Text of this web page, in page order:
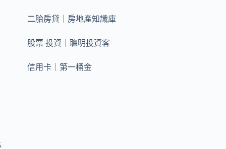
二胎房貸｜房地產知識庫
股票 投資｜聰明投資客
信用卡｜第一桶金